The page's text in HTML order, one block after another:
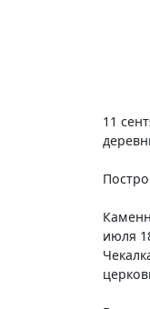
11
июля